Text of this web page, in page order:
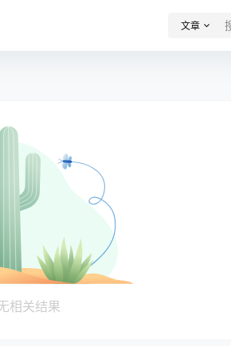
文章
相关结果